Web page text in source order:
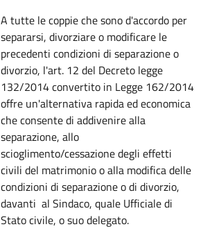
A tutte le coppie che sono d'accordo per
separarsi, divorziare o modificare le
precedenti condizioni di separazione o
divorzio, l'art. 12 del Decreto legge
132/2014 convertito in Legge 162/2014
offre un'alternativa rapida ed economica
che consente di addivenire alla
separazione, allo
scioglimento/cessazione degli effetti
civili del matrimonio o alla modifica delle
condizioni di separazione o di divorzio,
davanti al Sindaco, quale Ufficiale di
Stato civile, o suo delegato.